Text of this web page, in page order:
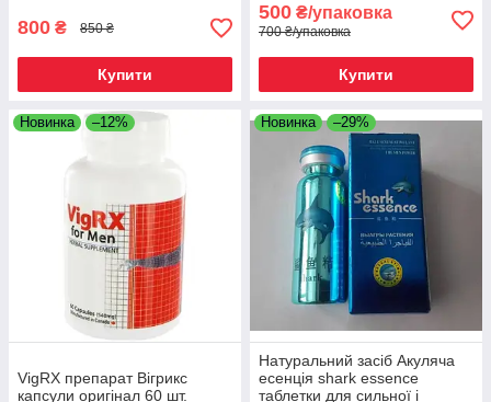
800 ₴ 850 ₴
Купити
500 ₴/упаковка
700 ₴/упаковка
Купити
Новинка –12%
VigRX препарат Вігрикс
капсули оригінал 60 шт.
Новинка –29%
Натуральний засіб Акуляча
есенція shark essence
таблетки для сильної і